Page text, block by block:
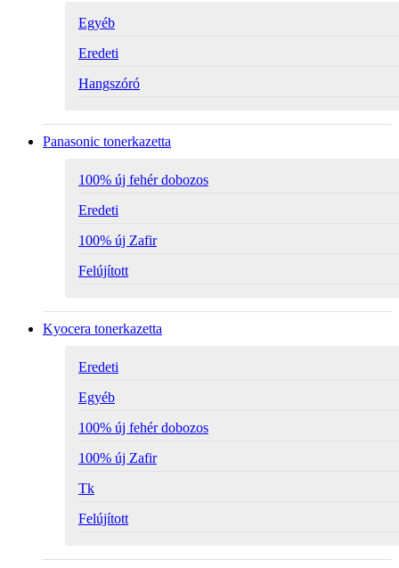
Egyéb
Eredeti
Hangszóró
Panasonic tonerkazetta
100% új fehér dobozos
Eredeti
100% új Zafir
Felújított
Kyocera tonerkazetta
Eredeti
Egyéb
100% új fehér dobozos
100% új Zafir
Tk
Felújított